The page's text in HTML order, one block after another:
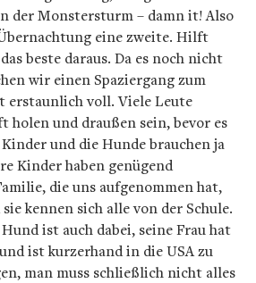
der Monstersturm – damn it! Also
eine zweite. Hilft
beste daraus. Da es noch nicht
wir einen Spaziergang zum
erstaunlich voll. Viele Leute
holen und draußen sein, bevor es
und die Hunde brauchen ja
Kinder haben genügend
die uns aufgenommen hat,
kennen sich alle von der Schule.
ist auch dabei, seine Frau hat
ist kurzerhand in die USA zu
man muss schließlich nicht alles